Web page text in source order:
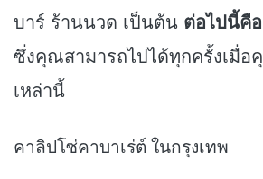
บาร์ ร้านนวด เป็นต้น ต่อไปนี้คื
ซึ่งคุณสามารถไปได้ทุกครั้งเมื่อ
เหล่านี้
คาลิปโซ่คาบาเร่ต์ ในกรุงเทพ